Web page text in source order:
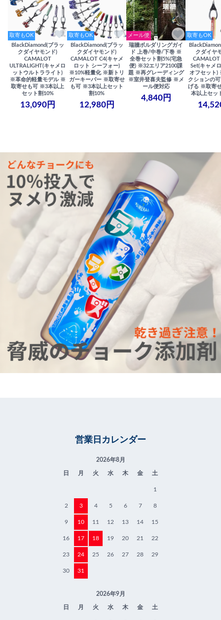
取寄もOK
BlackDiamond(ブラッ
クダイヤモンド)
CAMALOT
ULTRALIGHT(キャメロ
ットウルトラライト)
※革命的軽量モデル ※
取寄せも可 ※3本以上
セット割10%
13,090円
取寄もOK
BlackDiamond(ブラッ
クダイヤモンド)
CAMALOT C4(キャメ
ロット シーフォー)
※10%軽量化 ※新トリ
ガーキーパー ※取寄せ
も可 ※3本以上セット
割10%
12,980円
メール便
瑞牆ボルダリングガイ
ド 上巻/中巻/下巻 ※
全巻セット割5%(宅急
便) ※32エリア2100課
題 ※再グレーディング
※室井登喜夫監修 ※メ
ール便対応
4,840円
取寄もOK
クダイヤ
Set(キャメ
オフセット)
クションの
げる ※取寄
本以上セッ
営業日カレンダー
2026年8月
日 月 火 水 木 金 土
1
2 3 4 5 6 7 8
9 10 11 12 13 14 15
16 17 18 19 20 21 22
23 24 25 26 27 28 29
30 31
2026年9月
日 月 火 水 木 金 土